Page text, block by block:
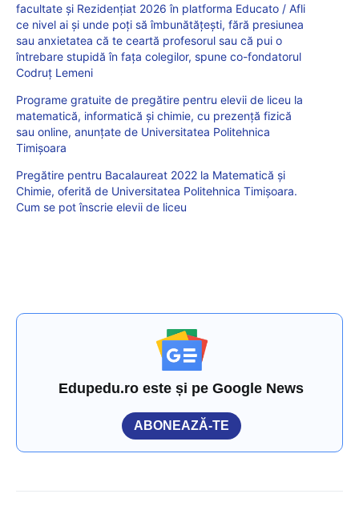
facultate și Rezidențiat 2026 în platforma Educato / Afli
ce nivel ai și unde poți să îmbunătățești, fără presiunea
sau anxietatea că te ceartă profesorul sau că pui o
întrebare stupidă în fața colegilor, spune co-fondatorul
Codruț Lemeni
Programe gratuite de pregătire pentru elevii de liceu la
matematică, informatică și chimie, cu prezență fizică
sau online, anunțate de Universitatea Politehnica
Timișoara
Pregătire pentru Bacalaureat 2022 la Matematică și
Chimie, oferită de Universitatea Politehnica Timișoara.
Cum se pot înscrie elevii de liceu
Edupedu.ro este și pe Google News
ABONEAZĂ-TE